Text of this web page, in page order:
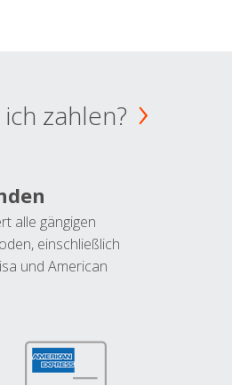
zahlen?
alle gängigen
einschließlich
und American